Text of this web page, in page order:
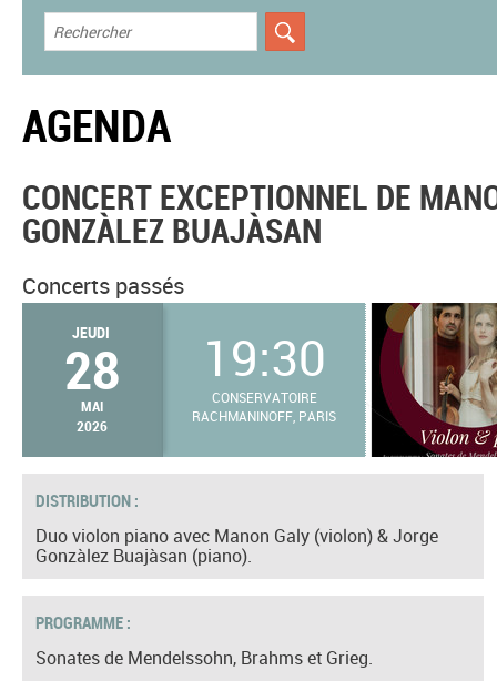
AGENDA
CONCERT EXCEPTIONNEL DE
GONZÀLEZ BUAJÀSAN
Concerts passés
JEUDI
28
MAI
2026
19:30
CONSERVATOIRE
RACHMANINOFF, PARIS
DISTRIBUTION :
Duo violon piano avec Manon Galy (violon) & Jorge
Gonzàlez Buajàsan (piano).
PROGRAMME :
Sonates de Mendelssohn, Brahms et Grieg.